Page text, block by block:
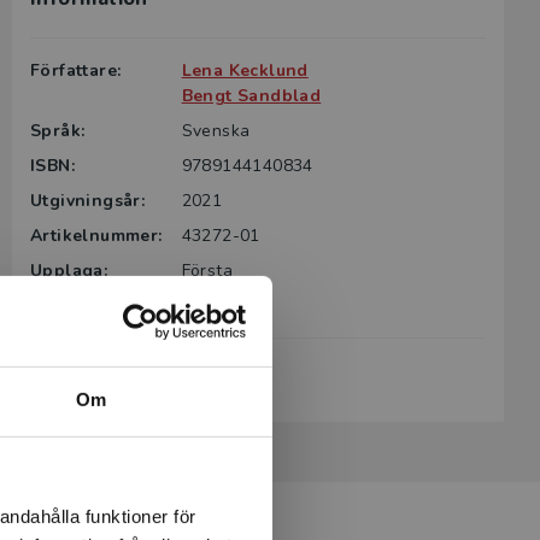
Om
funktioner för
Författare:
Lena Kecklund
Bengt Sandblad
Språk:
Svenska
ISBN:
9789144140834
Utgivningsår:
2021
Artikelnummer:
43272-01
Upplaga:
Första
400
Köp- och leveransvillkor